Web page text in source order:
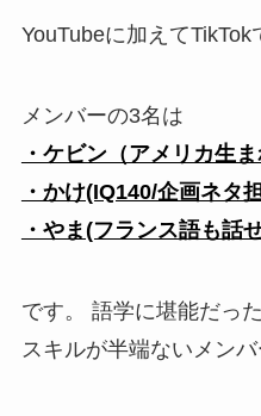
YouTubeに加えてTikTok
メンバーの3名は
・ケビン（アメリカ生
・かけ(IQ140/企画ネタ
・やま(フランス語も話
です。 語学に堪能だっ
スキルが半端ないメン